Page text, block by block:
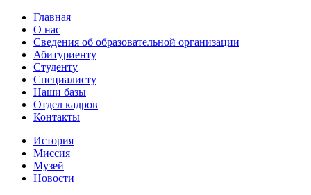
Главная
О нас
Сведения об образовательной организации
Абитуриенту
Студенту
Специалисту
Наши базы
Отдел кадров
Контакты
История
Миссия
Музей
Новости